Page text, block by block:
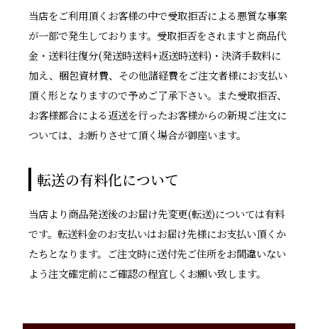
当店をご利用頂くお客様の中で受取拒否による悪質な事案
が一部で発生しております。受取拒否をされますと商品代
金・送料往復分(発送時送料+返送時送料)・決済手数料に
加え、梱包資材費、その他諸経費をご注文者様にお支払い
頂く形となりますので予めご了承下さい。また受取拒否、
お客様都合による返送を行ったお客様からの新規ご注文に
ついては、お断りさせて頂く場合が御座います。
転送の有料化について
当店より商品発送後のお届け先変更(転送)については有料
です。転送料金のお支払いはお届け先様にお支払い頂くか
たちとなります。ご注文時に送付先ご住所をお間違いない
よう注文確定前にご確認の程宜しくお願い致します。